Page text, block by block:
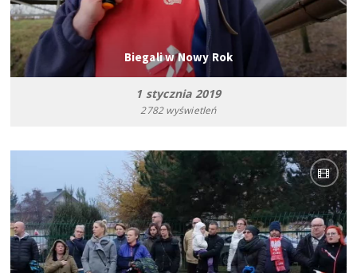
Biegali w Nowy Rok
1 stycznia 2019
2782 wyświetleń